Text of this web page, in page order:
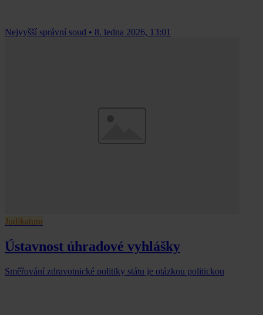
Nejvyšší správní soud • 8. ledna 2026, 13:01
Judikatura
Ústavnost úhradové vyhlášky
Směřování zdravotnické politiky státu je otázkou politickou